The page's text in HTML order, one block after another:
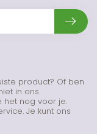
product? Of ben
in ons
het nog voor je.
Je kunt ons